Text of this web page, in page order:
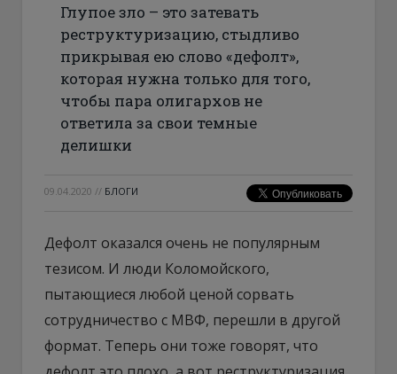
Глупое зло – это затевать
реструктуризацию, стыдливо
прикрывая ею слово «дефолт»,
которая нужна только для того,
чтобы пара олигархов не
ответила за свои темные
делишки
09.04.2020 // БЛОГИ
Дефолт оказался очень не популярным
тезисом. И люди Коломойского,
пытающиеся любой ценой сорвать
сотрудничество с МВФ, перешли в другой
формат. Теперь они тоже говорят, что